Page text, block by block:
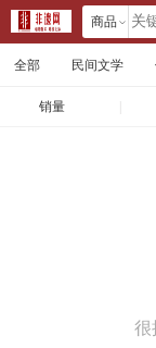
商品 󰄘
全部 民间文学
销量
很